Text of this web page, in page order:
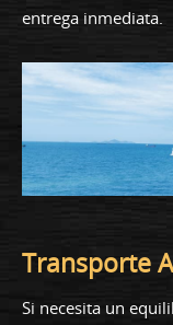
entrega inmediata.
Transporte
Si necesita un